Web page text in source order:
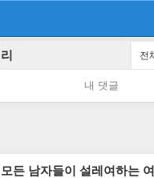
전
내 댓글
든 남자들이 설레여하는